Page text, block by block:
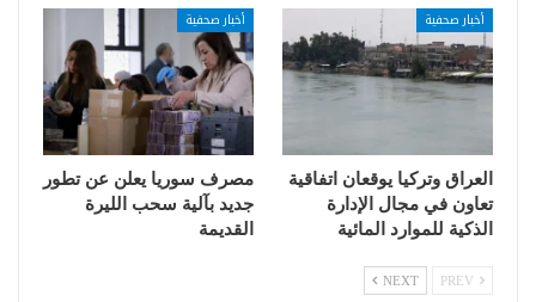
أخبار صحفية
العراق وتركيا يوقعان اتفاقية
تعاون في مجال الإدارة
الذكية للموارد المائية
أخبار صحفية
مصرف سوريا يعلن عن تطور
جديد بآلية سحب الليرة
القديمة
NEXT